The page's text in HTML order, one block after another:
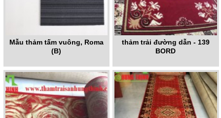
Mẫu thảm tấm vuông, Roma
(B)
thảm trải đường dẫn - 139
BORD